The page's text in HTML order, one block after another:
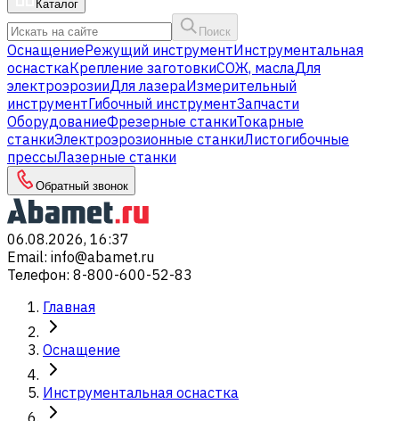
Каталог
Поиск
ОснащениеРежущий инструментИнструментальная
оснасткаКрепление заготовкиСОЖ, маслаДля
электроэрозииДля лазераИзмерительный
инструментГибочный инструментЗапчасти
ОборудованиеФрезерные станкиТокарные
станкиЭлектроэрозионные станкиЛистогибочные
прессыЛазерные станки
Обратный звонок
06.08.2026, 16:37
Email: info@abamet.ru
Телефон: 8-800-600-52-83
Главная
Оснащение
Инструментальная оснастка